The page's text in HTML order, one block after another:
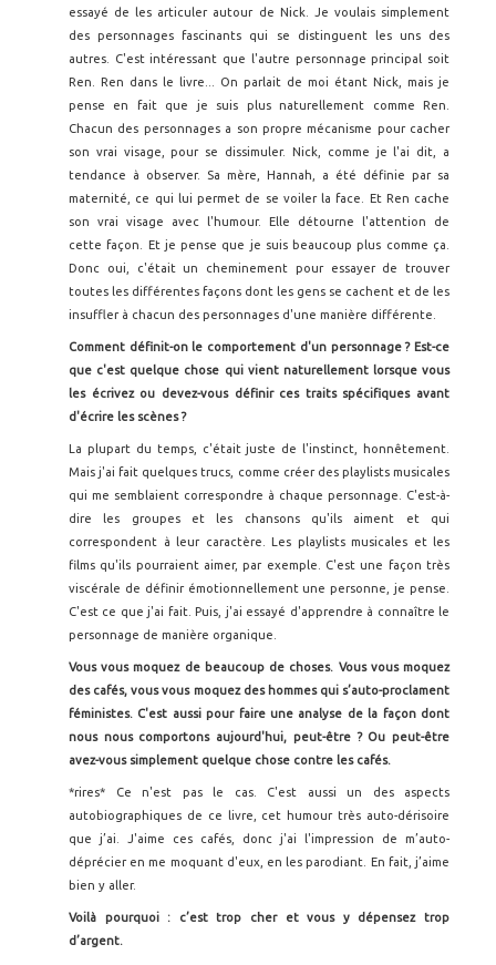
essayé de les articuler autour de Nick. Je voulais simplement
des personnages fascinants qui se distinguent les uns des
autres. C'est intéressant que l'autre personnage principal soit
Ren. Ren dans le livre... On parlait de moi étant Nick, mais je
pense en fait que je suis plus naturellement comme Ren.
Chacun des personnages a son propre mécanisme pour cacher
son vrai visage, pour se dissimuler. Nick, comme je l'ai dit, a
tendance à observer. Sa mère, Hannah, a été définie par sa
maternité, ce qui lui permet de se voiler la face. Et Ren cache
son vrai visage avec l'humour. Elle détourne l'attention de
cette façon. Et je pense que je suis beaucoup plus comme ça.
Donc oui, c'était un cheminement pour essayer de trouver
toutes les différentes façons dont les gens se cachent et de les
insuffler à chacun des personnages d'une manière différente.
Comment définit-on le comportement d'un personnage ? Est-ce
que c'est quelque chose qui vient naturellement lorsque vous
les écrivez ou devez-vous définir ces traits spécifiques avant
d'écrire les scènes ?
La plupart du temps, c'était juste de l'instinct, honnêtement.
Mais j'ai fait quelques trucs, comme créer des playlists musicales
qui me semblaient correspondre à chaque personnage. C'est-à-
dire les groupes et les chansons qu'ils aiment et qui
correspondent à leur caractère. Les playlists musicales et les
films qu'ils pourraient aimer, par exemple. C'est une façon très
viscérale de définir émotionnellement une personne, je pense.
C'est ce que j'ai fait. Puis, j'ai essayé d'apprendre à connaître le
personnage de manière organique.
Vous vous moquez de beaucoup de choses. Vous vous moquez
des cafés, vous vous moquez des hommes qui s’auto-proclament
féministes. C'est aussi pour faire une analyse de la façon dont
nous nous comportons aujourd'hui, peut-être ? Ou peut-être
avez-vous simplement quelque chose contre les cafés.
*rires* Ce n'est pas le cas. C'est aussi un des aspects
autobiographiques de ce livre, cet humour très auto-dérisoire
que j’ai. J'aime ces cafés, donc j'ai l'impression de m’auto-
déprécier en me moquant d'eux, en les parodiant. En fait, j’aime
bien y aller.
Voilà pourquoi : c’est trop cher et vous y dépensez trop
d’argent.